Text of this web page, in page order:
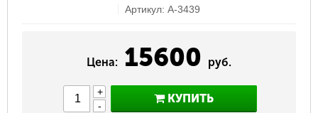
Артикул: A-3439
Цена: 15600 руб.
+
-
КУПИТЬ